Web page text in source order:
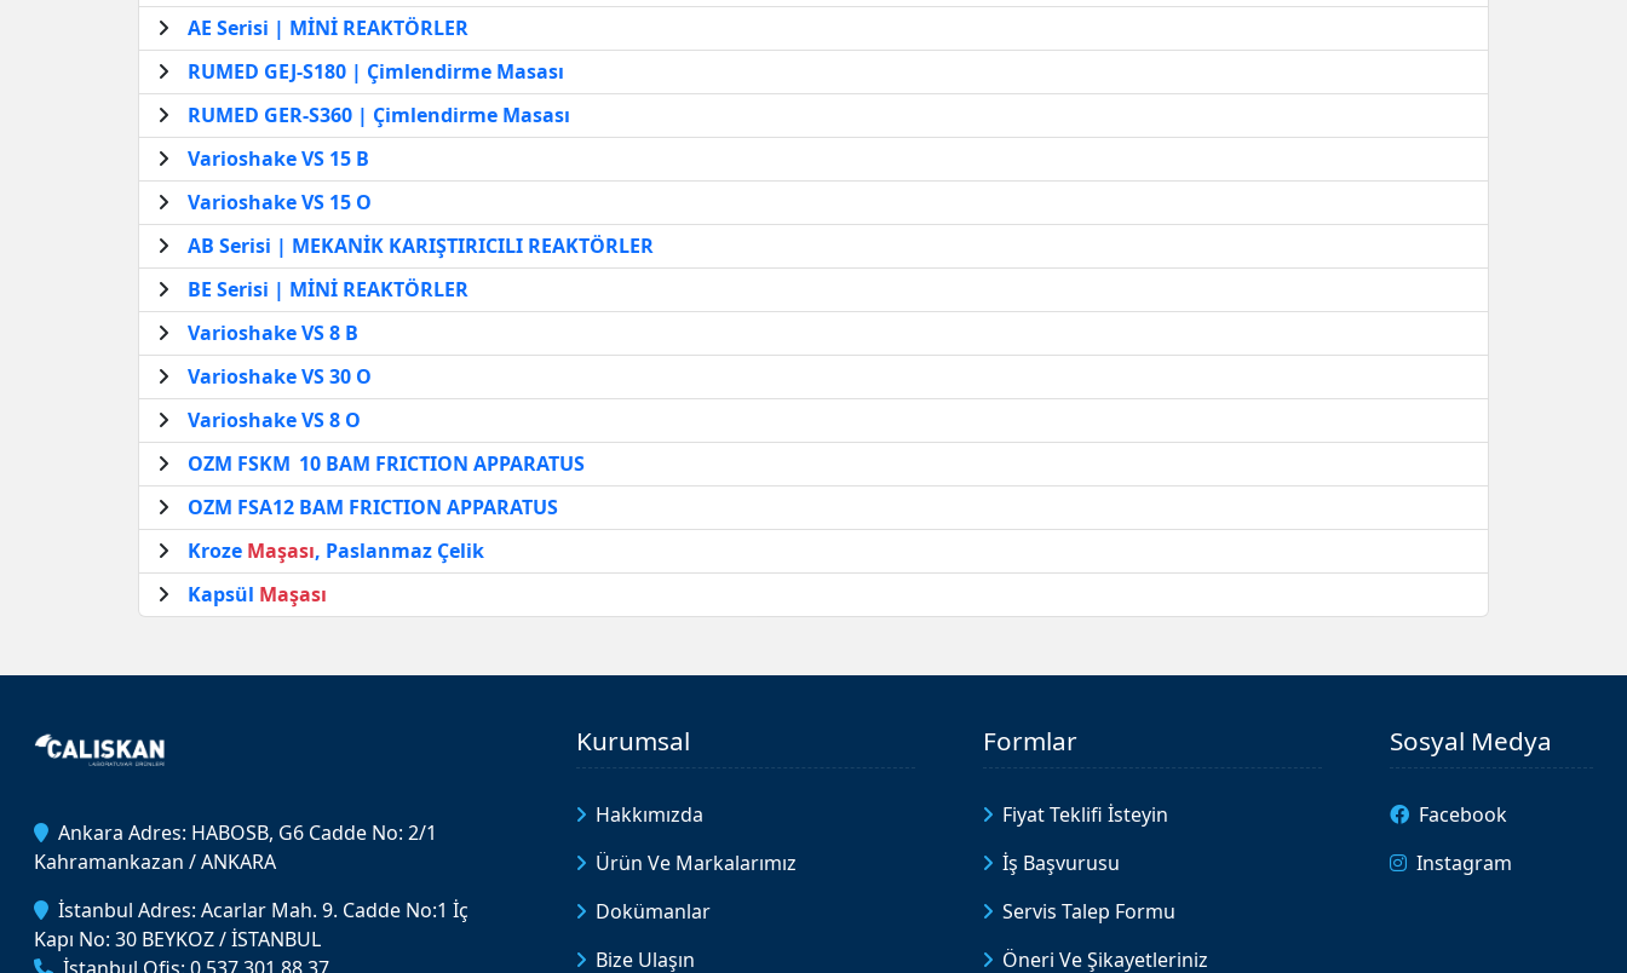
AE Serisi | MİNİ REAKTÖRLER
RUMED GEJ-S180 | Çimlendirme Masası
RUMED GER-S360 | Çimlendirme Masası
Varioshake VS 15 B
Varioshake VS 15 O
AB Serisi | MEKANİK KARIŞTIRICILI REAKTÖRLER
BE Serisi | MİNİ REAKTÖRLER
Varioshake VS 8 B
Varioshake VS 30 O
Varioshake VS 8 O
OZM FSKM 10 BAM FRICTION APPARATUS
OZM FSA12 BAM FRICTION APPARATUS
Kroze Maşası, Paslanmaz Çelik
Kapsül Maşası
Ankara Adres: HABOSB, G6 Cadde No: 2/1
Kahramankazan / ANKARA
İstanbul Adres: Acarlar Mah. 9. Cadde No:1 İç
Kapı No: 30 BEYKOZ / İSTANBUL
Kurumsal
Hakkımızda
Ürün Ve Markalarımız
Dokümanlar
Bize Ulaşın
Formlar
Fiyat Teklifi İsteyin
İş Başvurusu
Servis Talep Formu
Öneri Ve Şikayetleriniz
Sosyal Medya
Facebook
Instagram